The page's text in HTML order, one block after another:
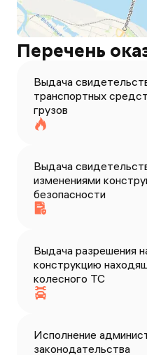
Перечень
Выдача
транспортных
грузов
Выдача
изменениями
безопасности
Выдача разрешения
конструкцию
колесного ТС
Исполнение
законодательства